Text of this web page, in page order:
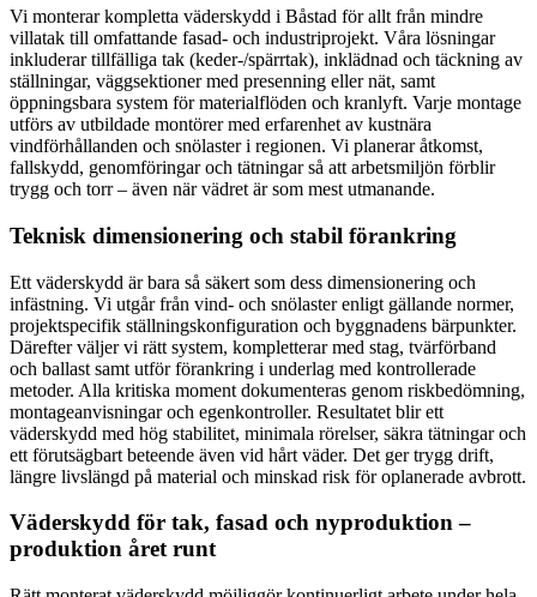
Vi monterar kompletta väderskydd i Båstad för allt från mindre
villatak till omfattande fasad- och industriprojekt. Våra lösningar
inkluderar tillfälliga tak (keder-/spärrtak), inklädnad och täckning av
ställningar, väggsektioner med presenning eller nät, samt
öppningsbara system för materialflöden och kranlyft. Varje montage
utförs av utbildade montörer med erfarenhet av kustnära
vindförhållanden och snölaster i regionen. Vi planerar åtkomst,
fallskydd, genomföringar och tätningar så att arbetsmiljön förblir
trygg och torr – även när vädret är som mest utmanande.
Teknisk dimensionering och stabil förankring
Ett väderskydd är bara så säkert som dess dimensionering och
infästning. Vi utgår från vind- och snölaster enligt gällande normer,
projektspecifik ställningskonfiguration och byggnadens bärpunkter.
Därefter väljer vi rätt system, kompletterar med stag, tvärförband
och ballast samt utför förankring i underlag med kontrollerade
metoder. Alla kritiska moment dokumenteras genom riskbedömning,
montageanvisningar och egenkontroller. Resultatet blir ett
väderskydd med hög stabilitet, minimala rörelser, säkra tätningar och
ett förutsägbart beteende även vid hårt väder. Det ger trygg drift,
längre livslängd på material och minskad risk för oplanerade avbrott.
Väderskydd för tak, fasad och nyproduktion –
produktion året runt